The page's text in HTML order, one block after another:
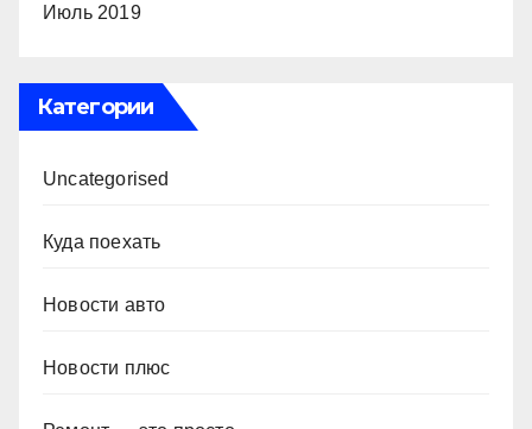
Июль 2019
Категории
Uncategorised
Куда поехать
Новости авто
Новости плюс